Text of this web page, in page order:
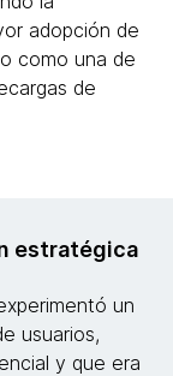
adopción de
como una de
de
estratégica
un
usuarios,
y que era